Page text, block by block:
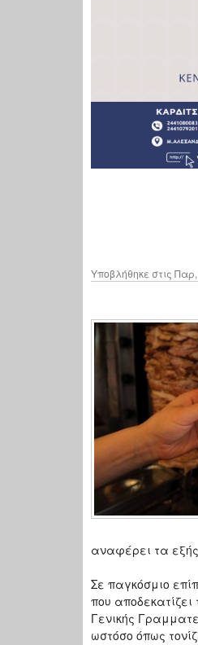
Υποβλήθηκε στις
αναφέρει τα
Σε παγκόσμιο
που
Γενικής
ωστόσο όπως